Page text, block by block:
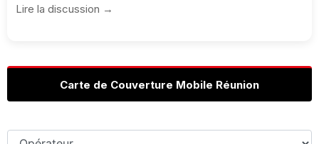
Lire la discussion →
Carte de Couverture Mobile Réunion